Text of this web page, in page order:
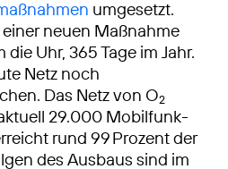
umgesetzt.
neuen Maßnahme
Uhr, 365 Tage im Jahr.
Netz noch
Das Netz von O2
29.000 Mobilfunk­
rund 99 Prozent der
des Ausbaus sind im